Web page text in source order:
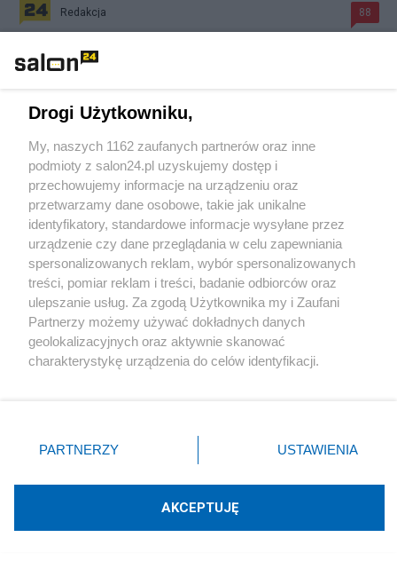
Redakcja 88
#Sondaż
Ze świecą szukać zwolenników rządu.
Duży ból głowy dla Donalda Tuska
Redakcja 202
IBRiS: Najsłabszy PiS w historii po rozłamie. Najnowszy
Najnowszy sondaż
Drogi Użytkowniku,
My, naszych 1162 zaufanych partnerów oraz inne
podmioty z salon24.pl uzyskujemy dostęp i
przechowujemy informacje na urządzeniu oraz
przetwarzamy dane osobowe, takie jak unikalne
identyfikatory, standardowe informacje wysyłane przez
urządzenie czy dane przeglądania w celu zapewniania
spersonalizowanych reklam, wybór spersonalizowanych
treści, pomiar reklam i treści, badanie odbiorców oraz
ulepszanie usług. Za zgodą Użytkownika my i Zaufani
Partnerzy możemy używać dokładnych danych
geolokalizacyjnych oraz aktywnie skanować
charakterystykę urządzenia do celów identyfikacji.
zmienić/wycofać klikając przycisk ustawień prywatności
znajdujący się w lewym dolnym rogu strony
rodzaje przetwarzania danych nie wymagają zgody
użytkownika, ale masz prawo sprzeciwić się takiemu
PARTNERZY USTAWIENIA
AKCEPTUJĘ